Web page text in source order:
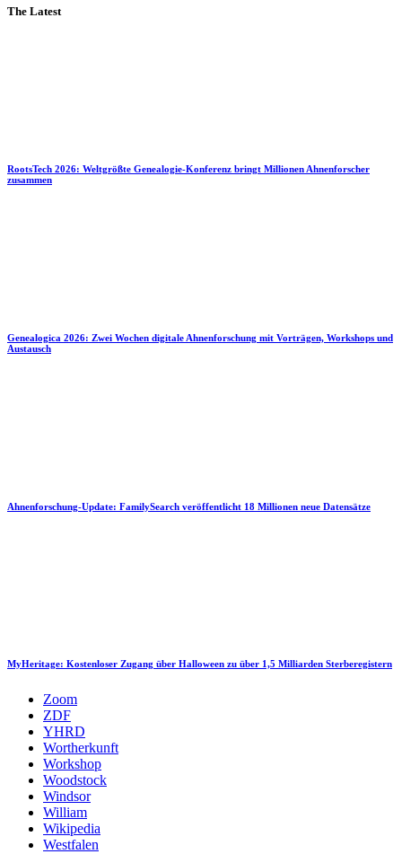
The Latest
RootsTech 2026: Weltgrößte Genealogie-Konferenz bringt Millionen Ahnenforscher
zusammen
Genealogica 2026: Zwei Wochen digitale Ahnenforschung mit Vorträgen, Workshops und
Austausch
Ahnenforschung-Update: FamilySearch veröffentlicht 18 Millionen neue Datensätze
MyHeritage: Kostenloser Zugang über Halloween zu über 1,5 Milliarden Sterberegistern
Zoom
ZDF
YHRD
Wortherkunft
Workshop
Woodstock
Windsor
William
Wikipedia
Westfalen